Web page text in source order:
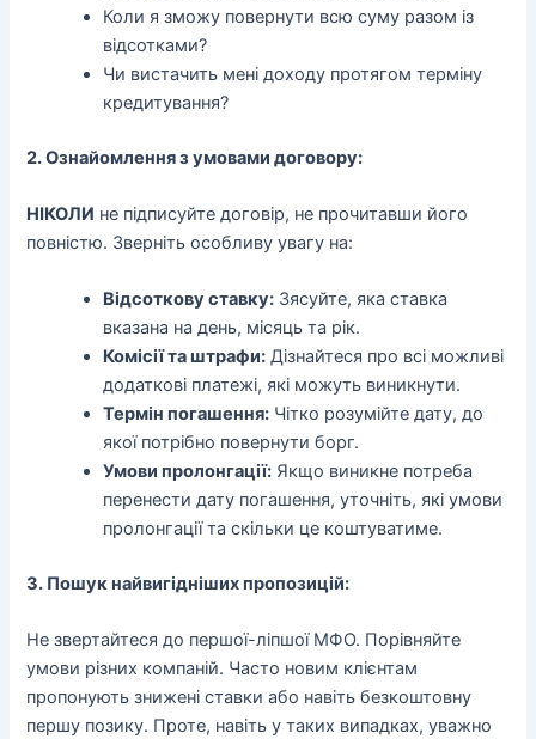
Коли я зможу повернути всю суму разом із
відсотками?
Чи вистачить мені доходу протягом терміну
кредитування?
2. Ознайомлення з умовами договору:
НІКОЛИ не підписуйте договір, не прочитавши його
повністю. Зверніть особливу увагу на:
Відсоткову ставку: Зясуйте, яка ставка
вказана на день, місяць та рік.
Комісії та штрафи: Дізнайтеся про всі можливі
додаткові платежі, які можуть виникнути.
Термін погашення: Чітко розумійте дату, до
якої потрібно повернути борг.
Умови пролонгації: Якщо виникне потреба
перенести дату погашення, уточніть, які умови
пролонгації та скільки це коштуватиме.
3. Пошук найвигідніших пропозицій:
Не звертайтеся до першої-ліпшої МФО. Порівняйте
умови різних компаній. Часто новим клієнтам
пропонують знижені ставки або навіть безкоштовну
першу позику. Проте, навіть у таких випадках, уважно